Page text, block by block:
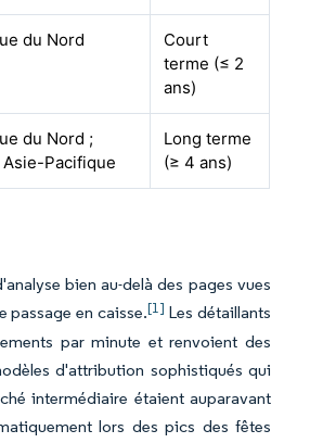
du Nord
Court
terme (≤ 2
ans)
du Nord ;
Pacifique
Long terme
(≥ 4 ans)
bien au-delà des pages vues
passage en caisse.[1] Les détaillants
par minute et renvoient des
d'attribution sophistiqués qui
intermédiaire étaient auparavant
lors des pics des fêtes